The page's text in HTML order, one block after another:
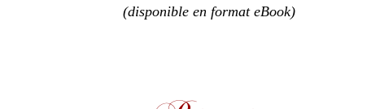
(disponible en format eBook)